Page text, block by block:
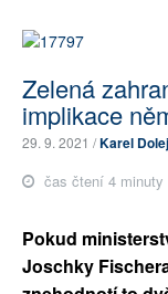
Zelená
implikace
29. 9. 2021 /Karel
čas čtení 4 minuty
Pokud
Joschky